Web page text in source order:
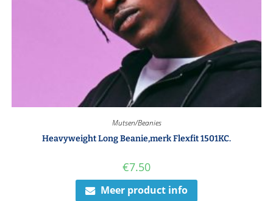
Mutsen/Beanies
Heavyweight Long Beanie,merk Flexfit 1501KC.
€7.50
Meer product info